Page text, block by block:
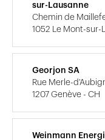
sur-Lausanne
Chemin de
1052 Le Mont-sur-
Georjon SA
Rue Merle-
1207 Genève - CH
Weinmann